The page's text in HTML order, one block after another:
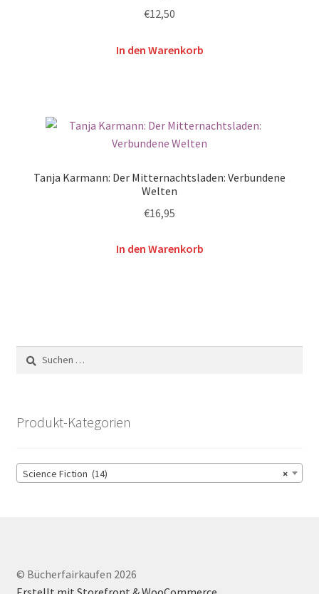
€12,50
In den Warenkorb
Tanja Karmann: Der Mitternachtsladen: Verbundene
Welten
€16,95
In den Warenkorb
Suchen
nach:
Produkt-Kategorien
×
Science Fiction (14)
© Bücherfairkaufen 2026